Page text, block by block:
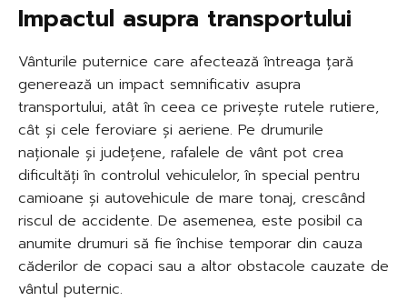
Impactul asupra transportului
Vânturile puternice care afectează întreaga țară
generează un impact semnificativ asupra
transportului, atât în ceea ce privește rutele rutiere,
cât și cele feroviare și aeriene. Pe drumurile
naționale și județene, rafalele de vânt pot crea
dificultăți în controlul vehiculelor, în special pentru
camioane și autovehicule de mare tonaj, crescând
riscul de accidente. De asemenea, este posibil ca
anumite drumuri să fie închise temporar din cauza
căderilor de copaci sau a altor obstacole cauzate de
vântul puternic.